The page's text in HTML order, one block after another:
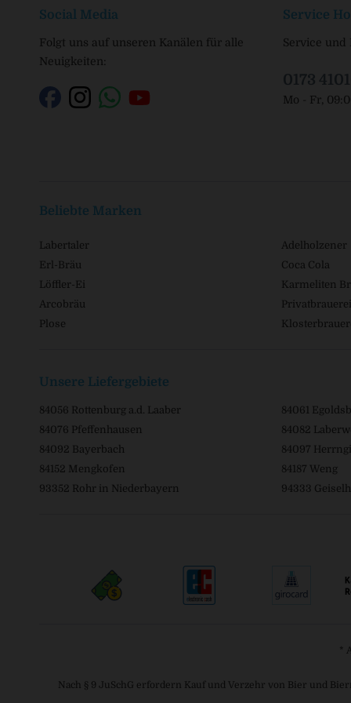
Social Media
Folgt uns auf unseren Kanälen für alle
Neuigkeiten:
Service
Service und
0173
Mo - Fr,
Beliebte Marken
Labertaler
Adelholzener
Erl-Bräu
Coca Cola
Löffler-Ei
Karmeliten
Arcobräu
Plose
Unsere Liefergebiete
84056 Rottenburg a.d. Laaber
84061
84076 Pfeffenhausen
84082
84092 Bayerbach
84097
84152 Mengkofen
84187 Weng
93352 Rohr in Niederbayern
94333
*
Nach § 9 JuSchG erfordern Kauf und Verzehr von Bier und